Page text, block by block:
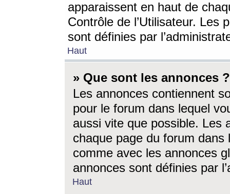
apparaissent en haut de
Contrôle de l’Utilisateur. Les
sont définies par
Haut
» Que sont les annonces ?
Les annonces contiennent
pour le forum dans lequel
aussi vite que possible. Les
chaque page du forum dans
comme avec les annonces
annonces sont définies par
Haut